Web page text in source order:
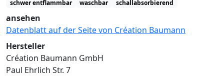
schwer entflammbar waschbar schallabsorbierend
ansehen
Datenblatt auf der Seite von Création Baumann
Hersteller
Création Baumann GmbH
Paul Ehrlich Str. 7